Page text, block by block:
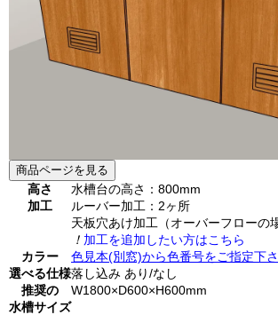
商品ページを見る
高さ
水槽台の高さ：800mm
加工
ルーバー加工：2ヶ所
天板穴あけ加工（オーバーフローの
！ 加工を追加したい方はこちら
カラー
色見本(別窓)から色番号をご指定下
選べる仕様落し込み あり/なし
推奨の
水槽サイズ
W1800×D600×H600mm